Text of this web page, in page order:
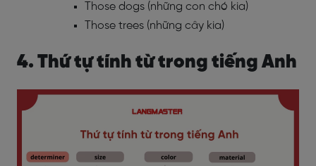
Those dogs (những con chó kia)
Those trees (những cây kia)
4. Thứ tự tính từ trong tiếng Anh